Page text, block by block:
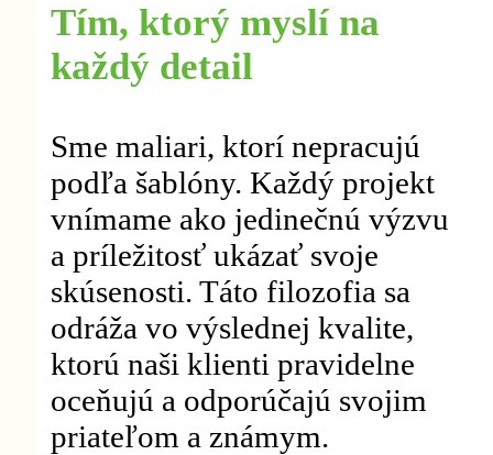
Tím, ktorý myslí na
každý detail
Sme maliari, ktorí nepracujú
podľa šablóny. Každý projekt
vnímame ako jedinečnú výzvu
a príležitosť ukázať svoje
skúsenosti. Táto filozofia sa
odráža vo výslednej kvalite,
ktorú naši klienti pravidelne
oceňujú a odporúčajú svojim
priateľom a známym.